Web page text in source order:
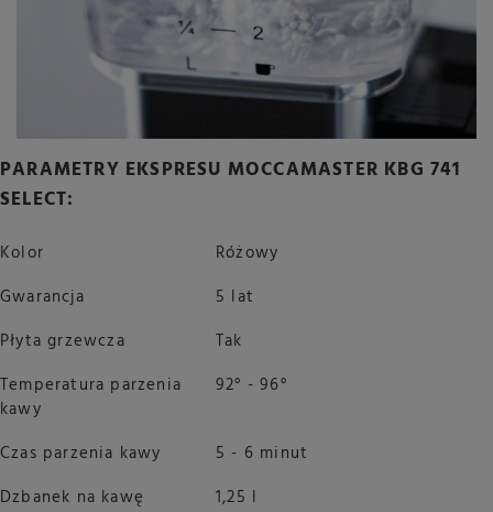
PARAMETRY EKSPRESU MOCCAMASTER KBG 741
SELECT:
Kolor
Różowy
Gwarancja
5 lat
Płyta grzewcza
Tak
Temperatura parzenia
kawy
92° - 96°
Czas parzenia kawy
5 - 6 minut
Dzbanek na kawę
1,25 l